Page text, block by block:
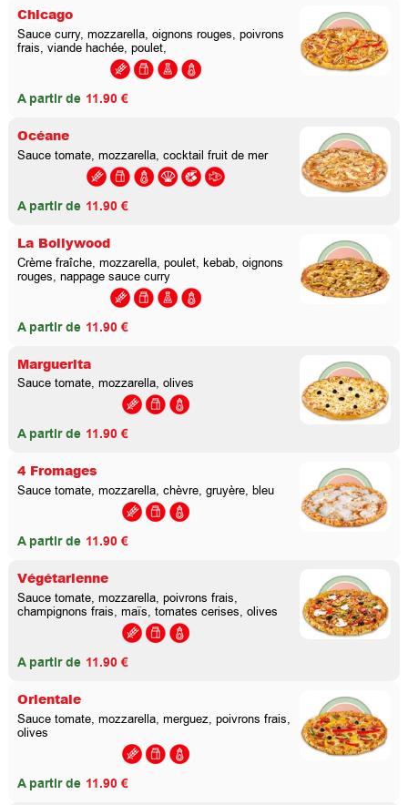
Chicago
Sauce curry, mozzarella, oignons rouges, poivrons
frais, viande hachée, poulet,
A partir de 11.90 €
Océane
Sauce tomate, mozzarella, cocktail fruit de mer
A partir de 11.90 €
La Bollywood
Crème fraîche, mozzarella, poulet, kebab, oignons
rouges, nappage sauce curry
A partir de 11.90 €
Marguerita
Sauce tomate, mozzarella, olives
A partir de 11.90 €
4 Fromages
Sauce tomate, mozzarella, chèvre, gruyère, bleu
A partir de 11.90 €
Végétarienne
Sauce tomate, mozzarella, poivrons frais,
champignons frais, maïs, tomates cerises, olives
A partir de 11.90 €
Orientale
Sauce tomate, mozzarella, merguez, poivrons frais,
olives
A partir de 11.90 €